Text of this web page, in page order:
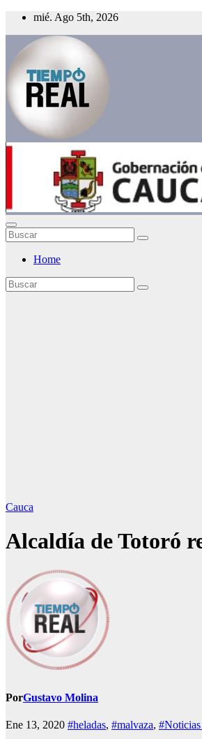
Saltar
contenido
mié. Ago 5th, 2026
:.TiempoReal.:
Home
Cauca
Alcaldía de Totoró
PorGustavo Molina
Ene 13, 2020 #heladas, #malvaza,